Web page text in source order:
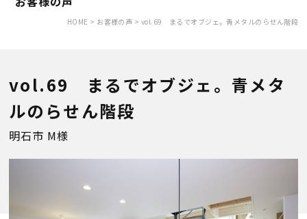
カタログ請求
物件検索
HOME > お客様の声 > vol.69 まるでオブジェ。青メタルのらせん階段
vol.69 まるでオブジェ。青メタ
ルのらせん階段
明石市 M様